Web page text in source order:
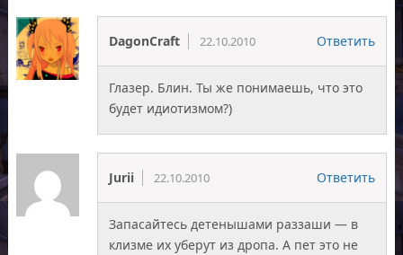
DagonCraft 22.10.2010 Ответить
Глазер. Блин. Ты же понимаешь, что это
будет идиотизмом?)
Jurii 22.10.2010 Ответить
Запасайтесь детенышами раззаши — в
клизме их уберут из дропа. А пет это не